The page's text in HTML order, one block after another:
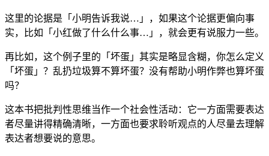
这里的论据是「小明告诉我说…」，如果这个论据更偏向事
实，比如「小红做了什么什么事…」，就会更有说服力一些。
再比如，这个例子里的「坏蛋」其实是略显含糊，你怎么定义
「坏蛋」？乱扔垃圾算不算坏蛋？没有帮助小明作弊也算坏蛋
吗？
这本书把批判性思维当作一个社会性活动：它一方面需要表达
者尽量讲得精确清晰，一方面也要求聆听观点的人尽量去理解
表达者想要说的意思。